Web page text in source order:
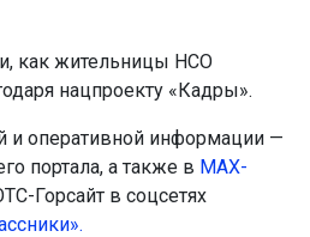
как жительницы НСО
нацпроекту «Кадры».
и оперативной информации —
портала, а также в МАХ-
Горсайт в соцсетях